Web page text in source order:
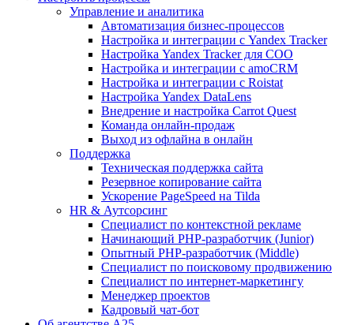
Управление и аналитика
Автоматизация бизнес-процессов
Настройка и интеграции с Yandex Tracker
Настройка Yandex Tracker для СОО
Настройка и интеграции с amoCRM
Настройка и интеграции с Roistat
Настройка Yandex DataLens
Внедрение и настройка Carrot Quest
Команда онлайн-продаж
Выход из офлайна в онлайн
Поддержка
Техническая поддержка сайта
Резервное копирование сайта
Ускорение PageSpeed на Tilda
HR & Аутсорсинг
Специалист по контекстной рекламе
Начинающий PHP-разработчик (Junior)
Опытный PHP-разработчик (Middle)
Специалист по поисковому продвижению
Специалист по интернет-маркетингу
Менеджер проектов
Кадровый чат-бот